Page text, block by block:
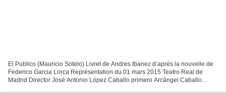
El Publico (Mauricio Sotelo) Livret de Andres Ibanez d’après la nouvelle de
Federico Garcia Lorca Représentation du 01 mars 2015 Teatro Real de
Madrid Director José Antonio López Caballo primero Arcángel Caballo